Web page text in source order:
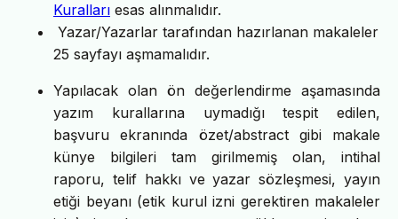
Kuralları esas alınmalıdır.
Yazar/Yazarlar tarafından hazırlanan makaleler
25 sayfayı aşmamalıdır.
Yapılacak olan ön değerlendirme aşamasında
yazım kurallarına uymadığı tespit edilen,
başvuru ekranında özet/abstract gibi makale
künye bilgileri tam girilmemiş olan, intihal
raporu, telif hakkı ve yazar sözleşmesi, yayın
etiği beyanı (etik kurul izni gerektiren makaleler